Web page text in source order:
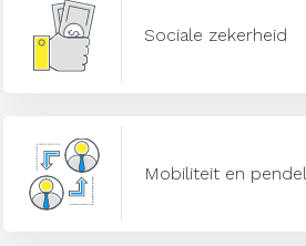
Sociale zekerheid
Mobiliteit en pendel